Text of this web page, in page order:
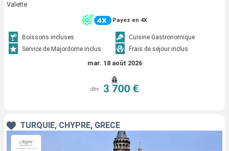
Valette
Payez en 4X
Boissons incluses
Cuisine Gastronomique
Service de Majordome inclus
Frais de séjour inclus
mar. 18 août 2026
dès 3 700 €
TURQUIE, CHYPRE, GRÈCE